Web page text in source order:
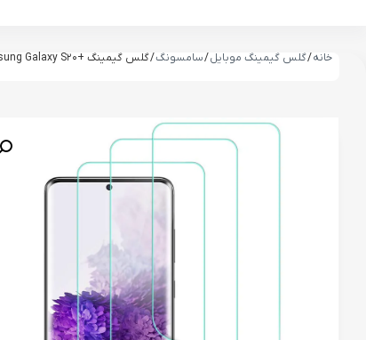
خانه/گلس گیمینگ موبایل/سامسونگ/ گلس گیمینگ +Samsung Galaxy S20 برند SunShine